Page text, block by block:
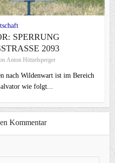
SPERRUNG
2093
Anton Hötzelsperger
nach Wildenwart ist im Bereich
wie folgt...
Kommentar